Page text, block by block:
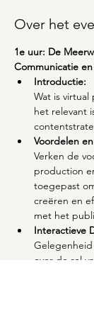
Over het
1e uur: De
Communicatie
Introductie:
Wat is
het relevant
Voordelen
Verken de
production
toegepast
creëren en
met het
Interactieve
Gelegenheid
over de rol